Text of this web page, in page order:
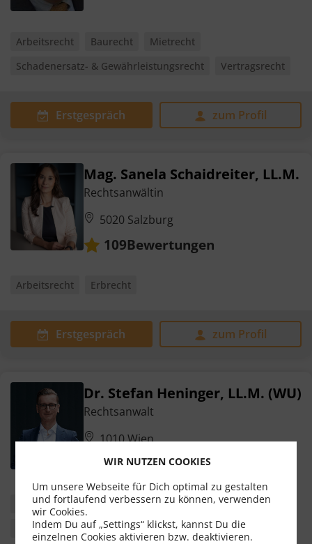
Arbeitsrecht Baurecht
Mietrecht
Schadenersatz- & Gewährleistungsrecht
Vertragsrecht
Erstgespräch zum Profil
Mag. Sanela Schaidreiter, LL.M.
Rechtsanwältin
5020 Salzburg
109Bewertungen
Arbeitsrecht Erbrecht
Erstgespräch zum Profil
Dr. Stefan Heninger, LL.M. (WU)
Rechtsanwalt
1010 Wien
31Bewertungen
Arbeitsrecht
Mietrecht
Schadenersatz- & Gewährleistungsrecht
Strafrecht
WIR NUTZEN COOKIES
Um unsere Webseite für Dich optimal zu gestalten
und fortlaufend verbessern zu können, verwenden
wir Cookies.
Indem Du auf „Settings“ klickst, kannst Du die
einzelnen Cookies aktivieren bzw. deaktivieren.